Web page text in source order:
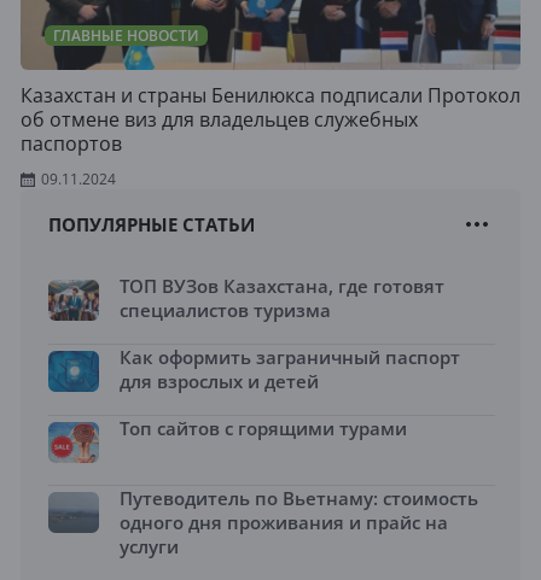
ГЛАВНЫЕ НОВОСТИ
Казахстан и страны Бенилюкса подписали Протокол
об отмене виз для владельцев служебных
паспортов
09.11.2024
ПОПУЛЯРНЫЕ СТАТЬИ
ТОП ВУЗов Казахстана, где готовят
специалистов туризма
Как оформить заграничный паспорт
для взрослых и детей
Топ сайтов с горящими турами
Путеводитель по Вьетнаму: стоимость
одного дня проживания и прайс на
услуги